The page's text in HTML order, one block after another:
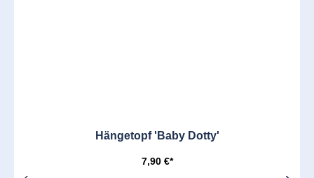
Hängetopf 'Baby Dotty'
7,90 €*